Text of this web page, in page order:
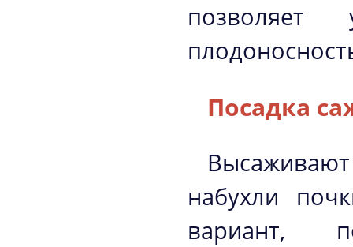
Посадка
набухли
вариант,